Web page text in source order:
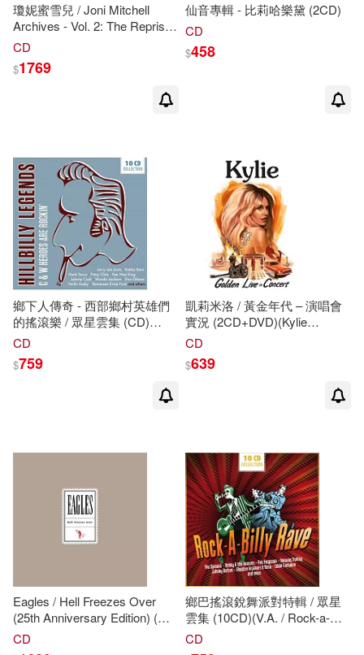
瓊妮蜜雪兒 / Joni Mitchell
Archives - Vol. 2: The Reprise
Years (5CD)(Joni Mitchell /
The Reprise Years (5CD))
CD
$1769
仙音專輯 - 比莉哈樂黛 (2CD)
CD
$458
鄉下人傳奇 - 西部鄉村英雄們
的搖滾樂 / 眾星雲集 (CD)
(Hillbilly Legends - C & W
Artists)
CD
$759
凱莉米洛 / 黃金年代 – 演唱會
實況 (2CD+DVD)(Kylie
Minogue / Golden - Live In
CD
$639
Eagles / Hell Freezes Over
(25th Anniversary Edition) (進
口版2LP黑膠唱片)
CD
鄉巴搖滾銳舞派對特輯 / 眾星
雲集 (10CD)(V.A. / Rock-a-
Billy Rave Collection (10CD))
CD